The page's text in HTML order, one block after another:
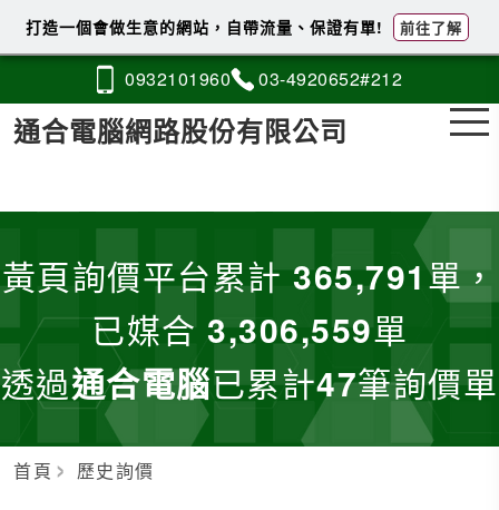
0932101960 03-4920652#212
通合電腦網路股份有限公司
黃頁詢價平台累計365,791單，
已媒合 3,306,559單
透過通合電腦已累計47筆詢價單
首頁
歷史詢價
打造一個會做生意的網站，自帶流量、保證有單! 前往了解